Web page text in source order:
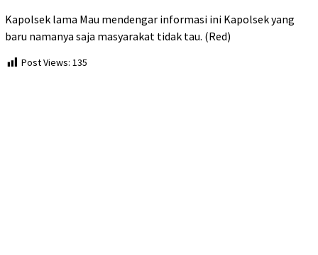
Kapolsek lama Mau mendengar informasi ini Kapolsek yang
baru namanya saja masyarakat tidak tau. (Red)
Post Views: 135